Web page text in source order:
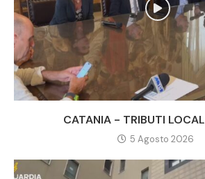
CATANIA - TRIBUTI
5 Agosto 2026